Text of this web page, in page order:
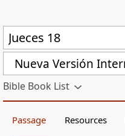
Bible Book List
Passage Resources